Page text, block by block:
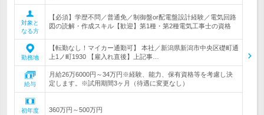
対象と
なる方
【必須】学歴不問／普通免／制御盤or配電盤設計経験／電気回路
図の読解・作成スキル【歓迎】第1種・第2種電気工事士の資格
勤務地
【転勤なし！マイカー通勤可】 本社／新潟県新潟市中央区礎町通
上1ノ町1930 【雇入れ直後】上記事…
給与
月給26万6000円～34万円※経験、能力、保有資格等を考慮し決
定します。※試用期間3ヶ月（待遇に変更なし）
初年度
360万円～500万円